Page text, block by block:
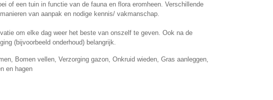
of een tuin in functie van de fauna en flora eromheen. Verschillende
van aanpak en nodige kennis/ vakmanschap.
om elke dag weer het beste van onszelf te geven. Ook na de
(bijvoorbeeld onderhoud) belangrijk.
Bomen vellen, Verzorging gazon, Onkruid wieden, Gras aanleggen,
en hagen